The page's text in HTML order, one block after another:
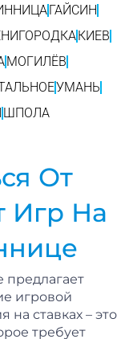
ГАЙСИН
КИЕВ
МОГИЛЁВ
УМАНЬ
ШПОЛА
От
Игр На
игровой
на ставках – это
требует